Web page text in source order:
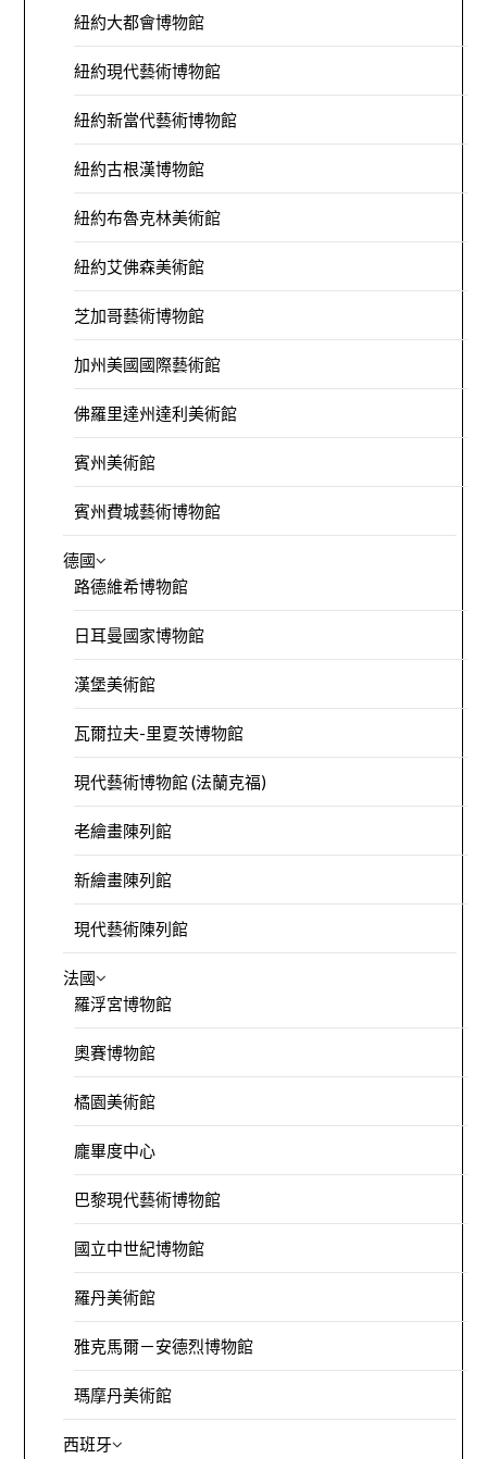
紐約大都會博物館
紐約現代藝術博物館
紐約新當代藝術博物館
紐約古根漢博物館
紐約布魯克林美術館
紐約艾佛森美術館
芝加哥藝術博物館
加州美國國際藝術館
佛羅里達州達利美術館
賓州美術館
賓州費城藝術博物館
德國
路德維希博物館
日耳曼國家博物館
漢堡美術館
瓦爾拉夫-里夏茨博物館
現代藝術博物館 (法蘭克福)
老繪畫陳列館
新繪畫陳列館
現代藝術陳列館
法國
羅浮宮博物館
奧賽博物館
橘園美術館
龐畢度中心
巴黎現代藝術博物館
國立中世紀博物館
羅丹美術館
雅克馬爾－安德烈博物館
瑪摩丹美術館
西班牙